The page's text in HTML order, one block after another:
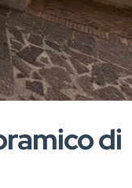
di